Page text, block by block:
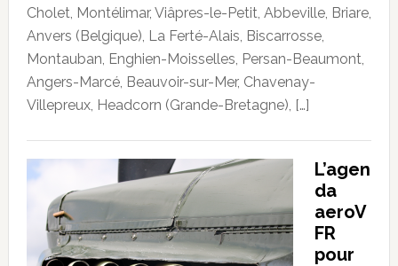
Cholet, Montélimar, Viâpres-le-Petit, Abbeville, Briare,
Anvers (Belgique), La Ferté-Alais, Biscarrosse,
Montauban, Enghien-Moisselles, Persan-Beaumont,
Angers-Marcé, Beauvoir-sur-Mer, Chavenay-
Villepreux, Headcorn (Grande-Bretagne), […]
L’agen
da
aeroV
FR
pour